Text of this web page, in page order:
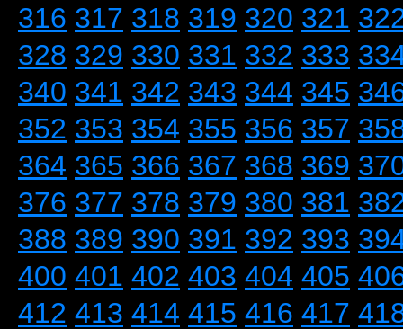
316 317 318 319 320 321
328 329 330 331 332 333
340 341 342 343 344 345
352 353 354 355 356 357
364 365 366 367 368 369
376 377 378 379 380 381
388 389 390 391 392 393
400 401 402 403 404 405
412 413 414 415 416 417